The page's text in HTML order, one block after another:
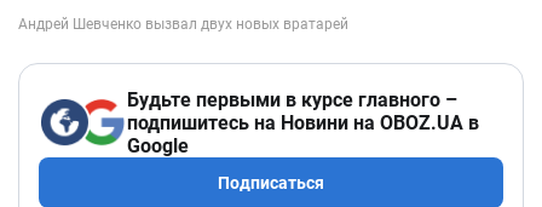
Будьте первыми в курсе главного –
подпишитесь на Новини на OBOZ.UA в
Google
Подписаться